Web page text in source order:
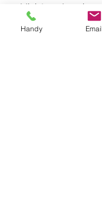
Miniature American
Handy Email